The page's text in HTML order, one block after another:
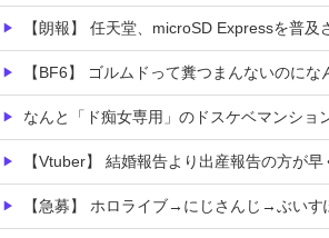
【朗報】 任天堂、microSD Expressを普及
【BF6】 ゴルムドって糞つまんないのにな
なんと「ド痴女専用」のドスケベマンショ
【Vtuber】 結婚報告より出産報告の方が早くなる
【急募】 ホロライブ→にじさんじ→ぶいす